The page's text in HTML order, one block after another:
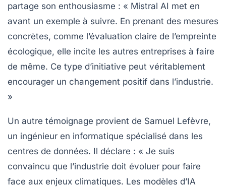
partage son enthousiasme : « Mistral AI met en
avant un exemple à suivre. En prenant des mesures
concrètes, comme l’évaluation claire de l’empreinte
écologique, elle incite les autres entreprises à faire
de même. Ce type d’initiative peut véritablement
encourager un changement positif dans l’industrie.
»
Un autre témoignage provient de Samuel Lefèvre,
un ingénieur en informatique spécialisé dans les
centres de données. Il déclare : « Je suis
convaincu que l’industrie doit évoluer pour faire
face aux enjeux climatiques. Les modèles d’IA